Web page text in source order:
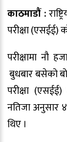
काठमाडौं :
परीक्षा (एसईई)
परीक्षामा नौ
बुधबार बसेको
परीक्षा
नतिजा अनुसार
थिए ।